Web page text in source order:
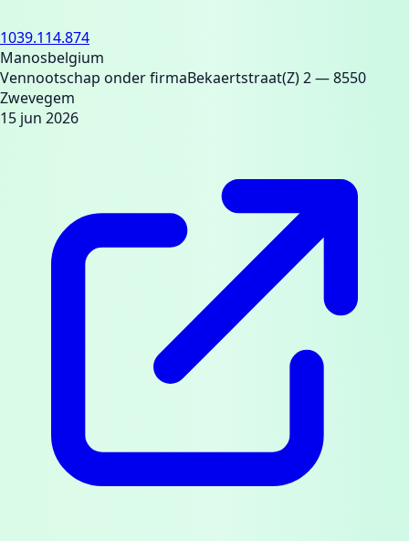
1039.114.874
Manosbelgium
Vennootschap onder firmaBekaertstraat(Z) 2— 8550
Zwevegem
15 jun 2026